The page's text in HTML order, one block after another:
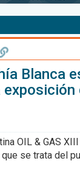
Blanca
exposición
OIL & GAS
se trata del